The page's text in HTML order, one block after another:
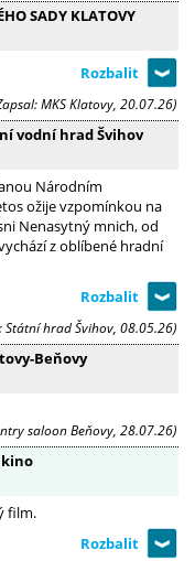
SADY KLATOVY
MKS Klatovy, 20.07.26)
vodní hrad Švihov
Národním
ožije vzpomínkou na
Nenasytný mnich, od
z oblíbené hradní
Státní hrad Švihov, 08.05.26)
Beňovy
saloon Beňovy, 28.07.26)
film.